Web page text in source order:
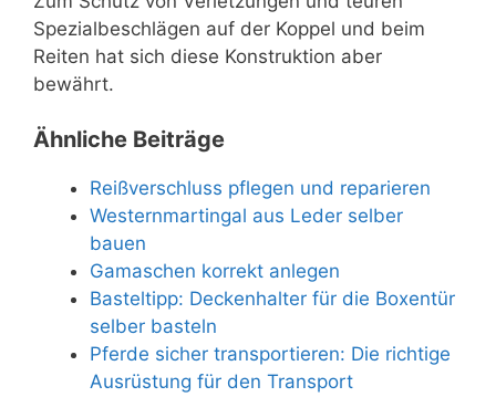
Spezialbeschlägen auf der Koppel und beim
Reiten hat sich diese Konstruktion aber
bewährt.
Ähnliche Beiträge
Reißverschluss pflegen und reparieren
Westernmartingal aus Leder selber
bauen
Gamaschen korrekt anlegen
Basteltipp: Deckenhalter für die Boxentür
selber basteln
Pferde sicher transportieren: Die richtige
Ausrüstung für den Transport